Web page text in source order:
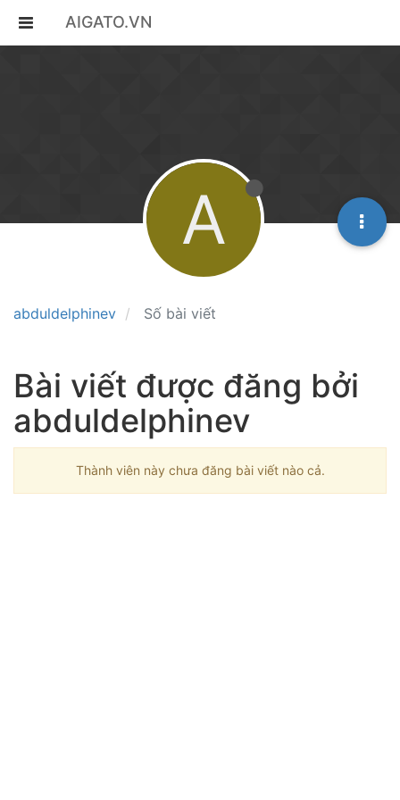
AIGATO.VN
abduldelphinev Số bài viết
A
Bài viết được đăng bởi
abduldelphinev
Thành viên này chưa đăng bài viết nào cả.